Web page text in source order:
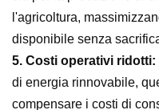
l'agricoltura,
disponibile senza
5. Costi operativi ridotti:
di energia rinnovabile,
compensare i costi di